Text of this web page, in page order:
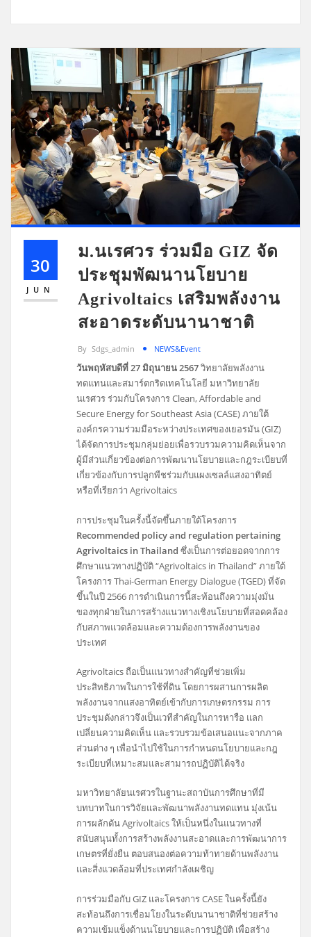
30
JUN
ม.นเรศวร ร่วมมือ GIZ จัด
ประชุมพัฒนานโยบาย
Agrivoltaics เสริมพลังงาน
สะอาดระดับนานาชาติ
By Sdgs_admin NEWS&Event
วันพฤหัสบดีที่ 27 มิถุนายน 2567วิทยาลัยพลังงาน
ทดแทนและสมาร์ตกริดเทคโนโลยี มหาวิทยาลัย
นเรศวร ร่วมกับโครงการ Clean, Affordable and
Secure Energy for Southeast Asia (CASE) ภายใต้
องค์กรความร่วมมือระหว่างประเทศของเยอรมัน (GIZ)
ได้จัดการประชุมกลุ่มย่อยเพื่อรวบรวมความคิดเห็นจาก
ผู้มีส่วนเกี่ยวข้องต่อการพัฒนานโยบายและกฎระเบียบที่
เกี่ยวข้องกับการปลูกพืชร่วมกับแผงเซลล์แสงอาทิตย์
หรือที่เรียกว่า Agrivoltaics
การประชุมในครั้งนี้จัดขึ้นภายใต้โครงการ
Recommended policy and regulation pertaining
Agrivoltaics in Thailand ซึ่งเป็นการต่อยอดจากการ
ศึกษาแนวทางปฏิบัติ “Agrivoltaics in Thailand” ภายใต้
โครงการ Thai-German Energy Dialogue (TGED) ที่จัด
ขึ้นในปี 2566 การดำเนินการนี้สะท้อนถึงความมุ่งมั่น
ของทุกฝ่ายในการสร้างแนวทางเชิงนโยบายที่สอดคล้อง
กับสภาพแวดล้อมและความต้องการพลังงานของ
ประเทศ
Agrivoltaics ถือเป็นแนวทางสำคัญที่ช่วยเพิ่ม
ประสิทธิภาพในการใช้ที่ดิน โดยการผสานการผลิต
พลังงานจากแสงอาทิตย์เข้ากับการเกษตรกรรม การ
ประชุมดังกล่าวจึงเป็นเวทีสำคัญในการหารือ แลก
เปลี่ยนความคิดเห็น และรวบรวมข้อเสนอแนะจากภาค
ส่วนต่าง ๆ เพื่อนำไปใช้ในการกำหนดนโยบายและกฎ
ระเบียบที่เหมาะสมและสามารถปฏิบัติได้จริง
มหาวิทยาลัยนเรศวรในฐานะสถาบันการศึกษาที่มี
บทบาทในการวิจัยและพัฒนาพลังงานทดแทน มุ่งเน้น
การผลักดัน Agrivoltaics ให้เป็นหนึ่งในแนวทางที่
สนับสนุนทั้งการสร้างพลังงานสะอาดและการพัฒนาการ
เกษตรที่ยั่งยืน ตอบสนองต่อความท้าทายด้านพลังงาน
และสิ่งแวดล้อมที่ประเทศกำลังเผชิญ
การร่วมมือกับ GIZ และโครงการ CASE ในครั้งนี้ยัง
สะท้อนถึงการเชื่อมโยงในระดับนานาชาติที่ช่วยสร้าง
ความเข้มแข็งด้านนโยบายและการปฏิบัติ เพื่อสร้าง